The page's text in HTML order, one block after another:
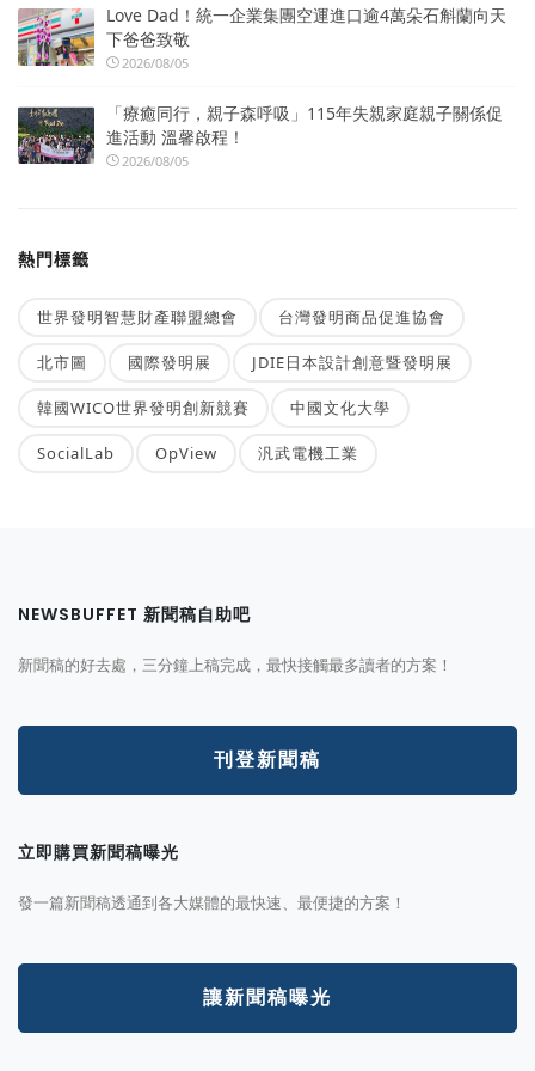
Love Dad！統一企業集團空運進口逾4萬朵石斛蘭向天
下爸爸致敬
2026/08/05
「療癒同行，親子森呼吸」115年失親家庭親子關係促
進活動 溫馨啟程！
2026/08/05
熱門標籤
世界發明智慧財產聯盟總會 台灣發明商品促進協會
北市圖 國際發明展 JDIE日本設計創意暨發明展
韓國WICO世界發明創新競賽 中國文化大學
SocialLab OpView 汎武電機工業
NEWSBUFFET 新聞稿自助吧
新聞稿的好去處，三分鐘上稿完成，最快接觸最多讀者的方案！
刊登新聞稿
立即購買新聞稿曝光
發一篇新聞稿透通到各大媒體的最快速、最便捷的方案！
讓新聞稿曝光